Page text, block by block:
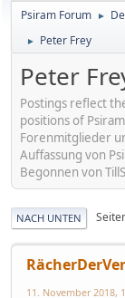
Psiram Forum ►
► Peter Frey
Peter
Postings reflect
positions of
Forenmitglieder
Auffassung von
Begonnen von
NACH UNTEN
11. November 2018,